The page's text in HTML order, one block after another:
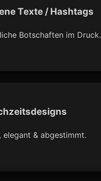
Texte / Hashtags
Botschaften im Druck.
elegant & abgestimmt.